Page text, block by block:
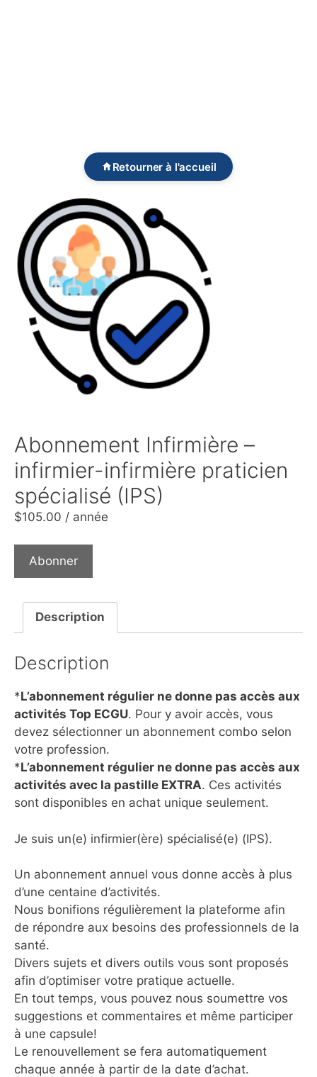
Retourner à l'accueil
Abonnement Infirmière –
infirmier-infirmière praticien
spécialisé (IPS)
$105.00 / année
Abonner
Description
Description
*L’abonnement régulier ne donne pas accès aux
activités Top ECGU. Pour y avoir accès, vous
devez sélectionner un abonnement combo selon
votre profession.
*L’abonnement régulier ne donne pas accès aux
activités avec la pastille EXTRA. Ces activités
sont disponibles en achat unique seulement.
Je suis un(e) infirmier(ère) spécialisé(e) (IPS).
Un abonnement annuel vous donne accès à plus
d’une centaine d’activités.
Nous bonifions régulièrement la plateforme afin
de répondre aux besoins des professionnels de la
santé.
Divers sujets et divers outils vous sont proposés
afin d’optimiser votre pratique actuelle.
En tout temps, vous pouvez nous soumettre vos
suggestions et commentaires et même participer
à une capsule!
Le renouvellement se fera automatiquement
chaque année à partir de la date d’achat.